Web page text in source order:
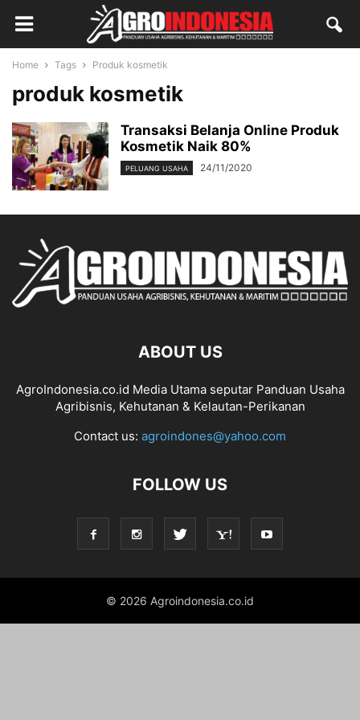
Home Tags Produk kosmetik
produk kosmetik
Transaksi Belanja Online Produk
Kosmetik Naik 80%
PELUANG USAHA 24/11/2020
ABOUT US
AgroIndonesia.co.id Media Utama seputar Panduan Usaha
Agribisnis, Kehutanan & Kelautan-Perikanan
Contact us: agroindones@yahoo.com
FOLLOW US
© 2026 Agroindonesia.co.id